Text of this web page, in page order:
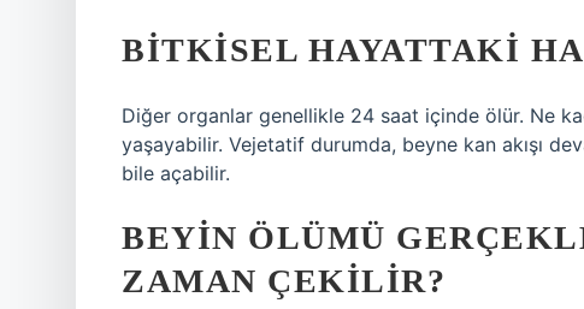
BITKISEL HAYATTAKI
Diğer organlar genellikle 24 saat içinde ölür. Ne
yaşayabilir. Vejetatif durumda, beyne kan akışı
bile açabilir.
BEYIN ÖLÜMÜ
ZAMAN ÇEKILIR?